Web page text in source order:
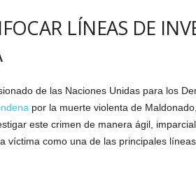
LÍNEAS DE
de las Naciones Unidas para los
por la muerte violenta de
este crimen de manera ágil,
víctima como una de las principales